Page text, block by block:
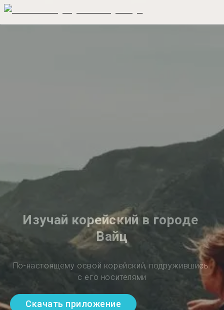
Изучай корейский в городе
Вайц
По-настоящему освой корейский, подружившись
с его носителями
Скачать приложение